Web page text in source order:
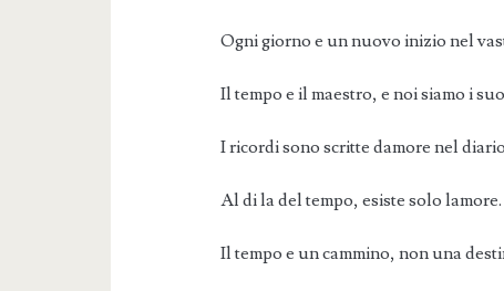
Ogni giorno e un nuovo inizio nel
Il tempo e il maestro, e noi siamo i
I ricordi sono scritte damore nel
Al di la del tempo, esiste solo lamore.
Il tempo e un cammino, non una